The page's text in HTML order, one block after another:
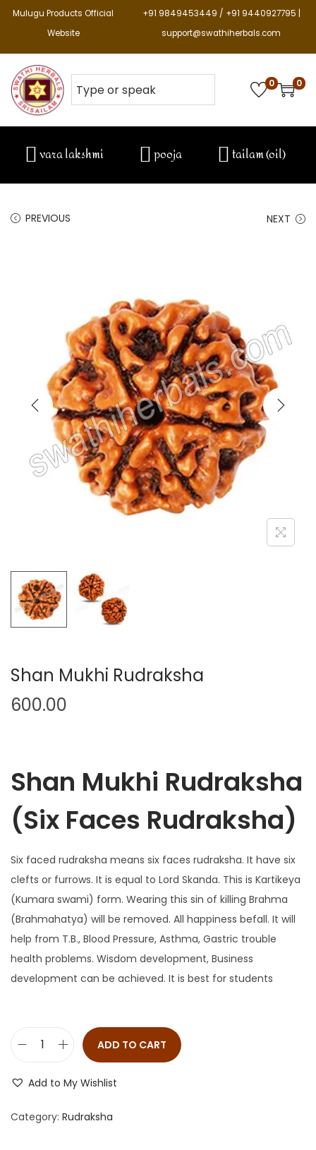
Mulugu Products Official
Website
+91 9849453449 / +91 9440927795 |
support@swathiherbals.com
0 0
vara lakshmi pooja tailam (oil)
PREVIOUS NEXT
Shan Mukhi Rudraksha
600.00
Shan Mukhi Rudraksha
(Six Faces Rudraksha)
Six faced rudraksha means six faces rudraksha. It have six
clefts or furrows. It is equal to Lord Skanda. This is Kartikeya
(Kumara swami) form. Wearing this sin of killing Brahma
(Brahmahatya) will be removed. All happiness befall. It will
help from T.B., Blood Pressure, Asthma, Gastric trouble
health problems. Wisdom development, Business
development can be achieved. It is best for students
ADD TO CART
Add to My Wishlist
Category: Rudraksha